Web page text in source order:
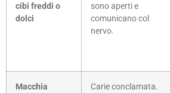
cibi freddi o
dolci
sono aperti e
comunicano col
nervo.
Macchia
Carie conclamata.